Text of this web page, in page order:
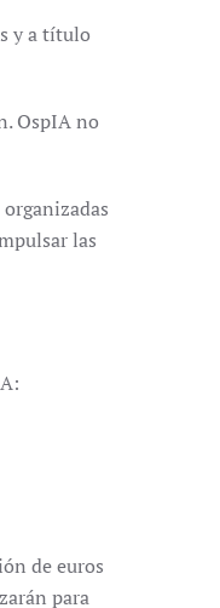
y a título
OspIA no
las
de euros
para